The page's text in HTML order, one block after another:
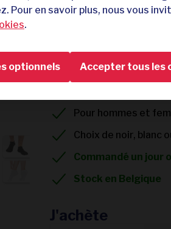
Moins de risques
Respirantes et
12 paires de
Pour hommes et
Choix de noir, blanc
Commandé un jour
Stock en Belgique
J'achète
Pour en savoir plus, nous vous
.
optionnels Accepter tous les